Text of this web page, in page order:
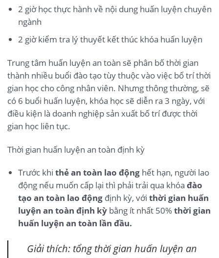
2 giờ học thực hành về nội dung huấn luyện chuyên
ngành
2 giờ kiểm tra lý thuyết kết thúc khóa huấn luyện
Trung tâm huấn luyện an toàn sẽ phân bố thời gian
thành nhiều buổi đào tạo tùy thuộc vào việc bố trí thời
gian học cho công nhân viên. Nhưng thông thường, sẽ
có 6 buổi huấn luyện, khóa học sẽ diễn ra 3 ngày, với
điều kiện là doanh nghiệp sản xuất bố trí được thời
gian học liên tục.
Thời gian huấn luyện an toàn định kỳ
Trước khi thẻ an toàn lao độnghết hạn, người lao
động nếu muốn cấp lại thì phải trải qua khóa đào
tạo an toàn lao độngđịnh kỳ, với thời gian huấn
luyện an toàn định kỳbằng ít nhất 50% thời gian
huấn luyện an toàn lần đầu.
Giải thích: tổng thời gian huấn luyện an